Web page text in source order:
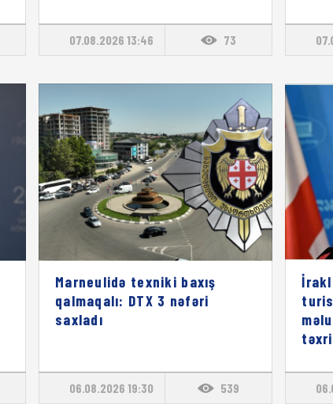
07.08.2026 13:46 73
Marneulidə texniki baxış
qalmaqalı: DTX 3 nəfəri
saxladı
06.08.2026 19:30 539